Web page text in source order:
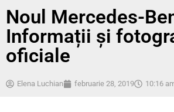
Noul Mercedes-
Informații și
oficiale
Elena Luchian februarie 28, 2019 10:16